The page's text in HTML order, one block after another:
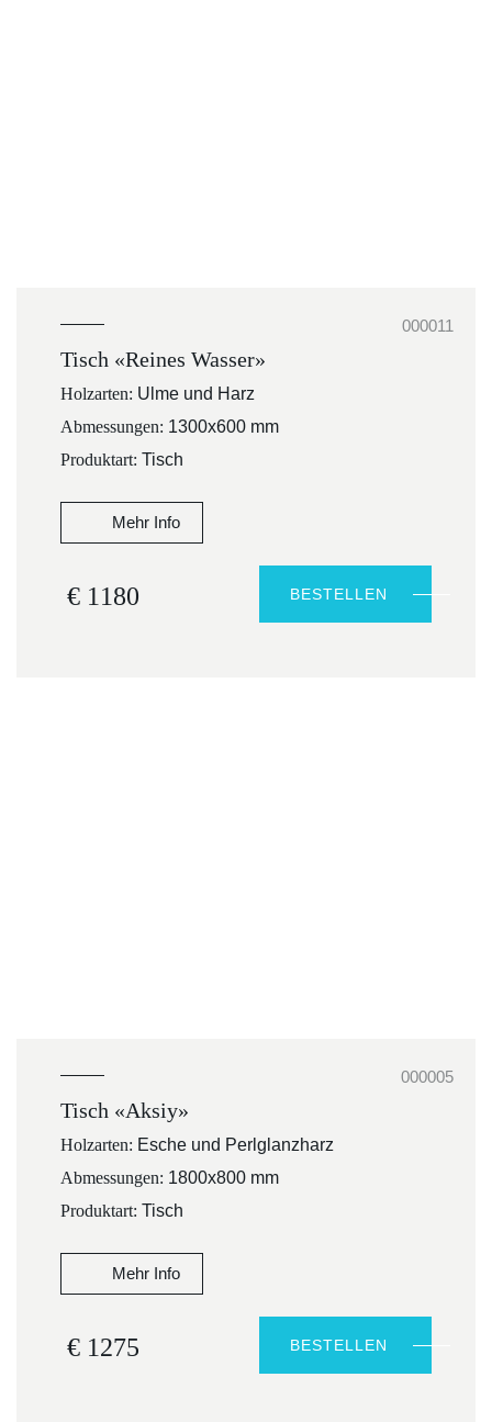
000011
Tisch «Reines Wasser»
Holzarten: Ulme und Harz
Abmessungen: 1300x600 mm
Produktart: Tisch
Mehr Info
€ 1180 BESTELLEN
000005
Tisch «Aksiy»
Holzarten: Esche und Perlglanzharz
Abmessungen: 1800x800 mm
Produktart: Tisch
Mehr Info
€ 1275 BESTELLEN